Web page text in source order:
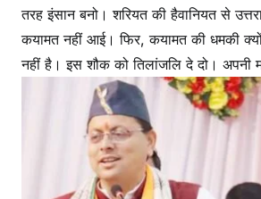
तरह इंसान बनो। शरियत की हैवानियत से
कयामत नहीं आई। फिर, कयामत की धमकी
नहीं है। इस शौक को तिलांजलि दे दो। अपनी